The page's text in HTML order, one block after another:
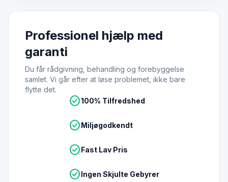
Professionel hjælp med
garanti
Du får rådgivning, behandling og forebyggelse
samlet. Vi går efter at løse problemet, ikke bare
flytte det.
check_circle100% Tilfredshed
check_circleMiljøgodkendt
check_circleFast Lav Pris
check_circleIngen Skjulte Gebyrer